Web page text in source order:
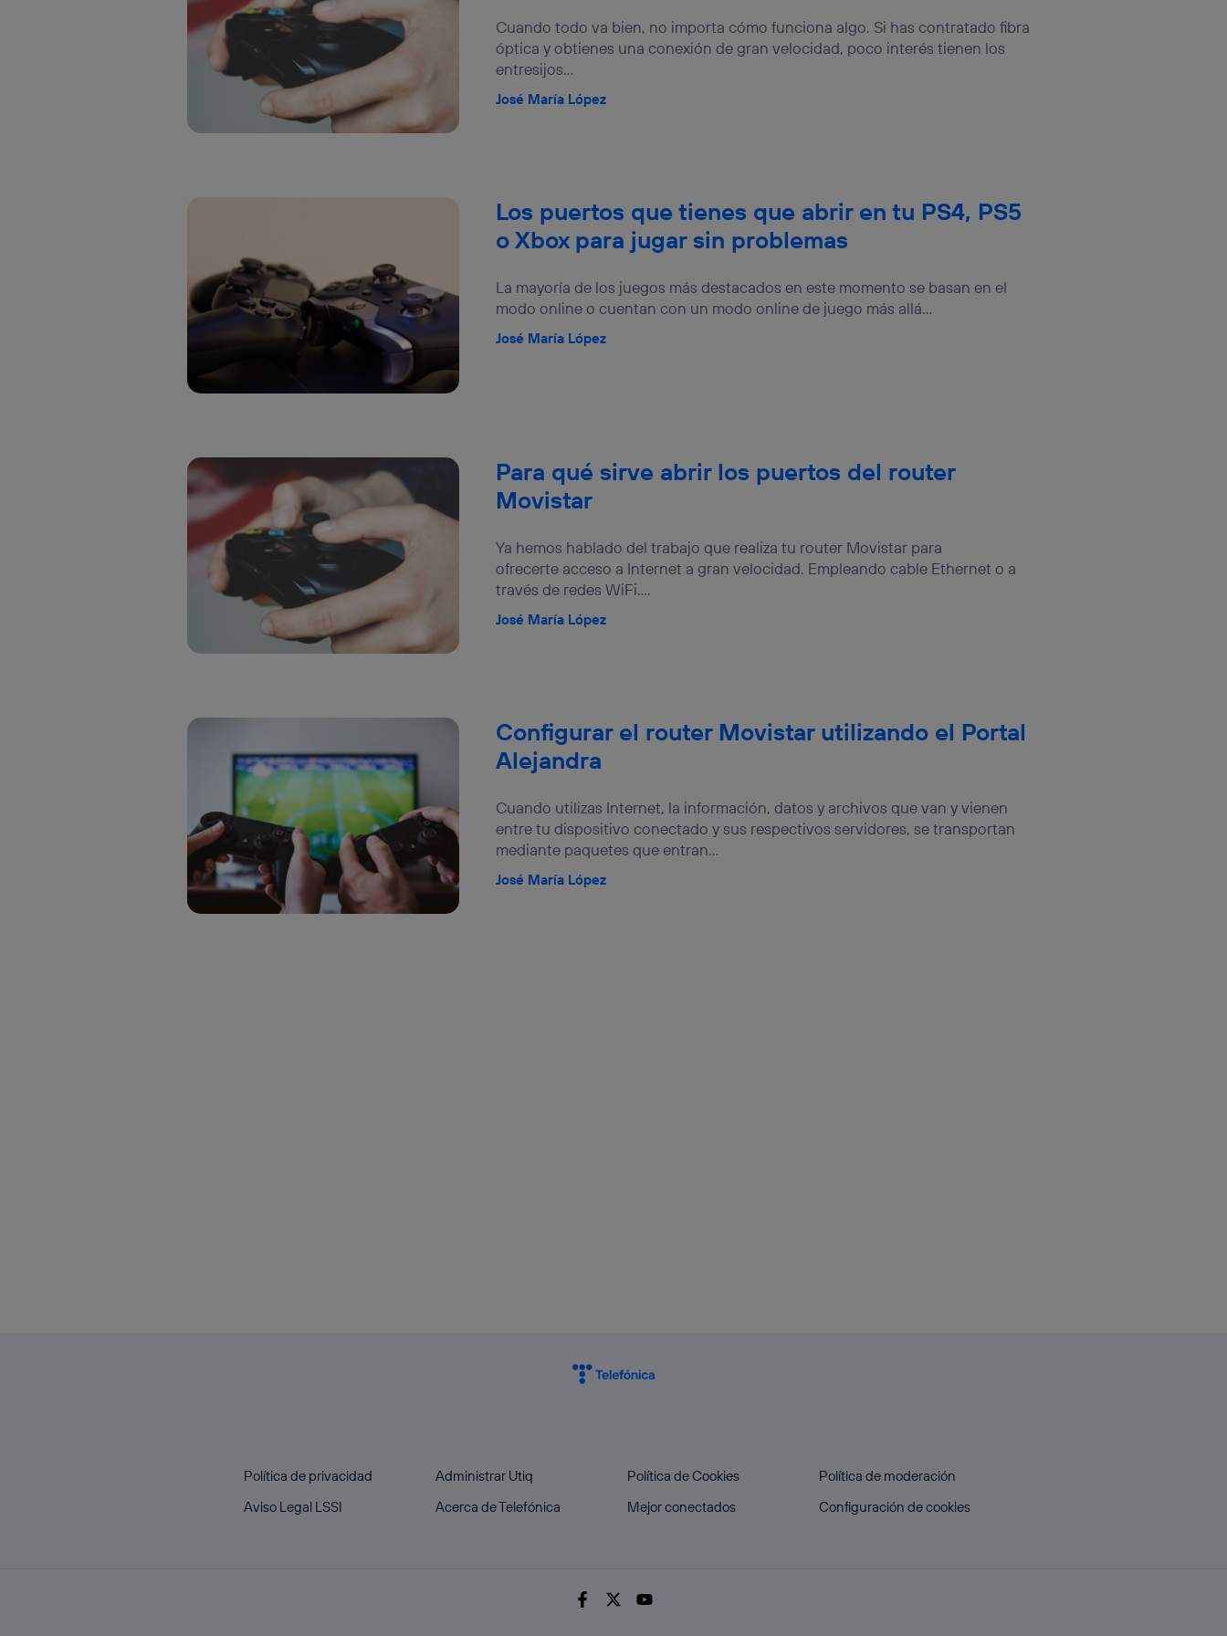
Cuando todo va bien, no importa cómo funciona algo. Si has contratado fibra
óptica y obtienes una conexión de gran velocidad, poco interés tienen los
entresijos...
José María López
Los puertos que tienes que abrir en tu PS4, PS5
o Xbox para jugar sin problemas
La mayoría de los juegos más destacados en este momento se basan en el
modo online o cuentan con un modo online de juego más allá...
José María López
Para qué sirve abrir los puertos del router
Movistar
Ya hemos hablado del trabajo que realiza tu router Movistar para
ofrecerte acceso a Internet a gran velocidad. Empleando cable Ethernet o a
través de redes WiFi....
José María López
Configurar el router Movistar utilizando el Portal
Alejandra
Cuando utilizas Internet, la información, datos y archivos que van y vienen
entre tu dispositivo conectado y sus respectivos servidores, se transportan
mediante paquetes que entran...
José María López
Política de privacidad Administrar Utiq Política de Cookies
Política de moderación
Aviso Legal LSSI
Acerca de Telefónica Mejor conectados Configuración de cookies
Puedes gestionar los consentimientos Utiq seleccionando “Administrar Utiq” en la parte
inferior de esta página web o visitando el portal de privacidad de Utiq (“consenthub”)
Para más información, consulta la
política de privacidad de Utiq